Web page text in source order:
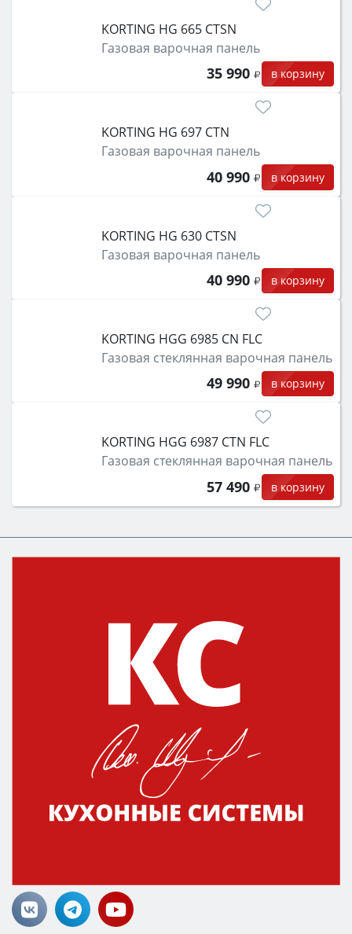
KORTING HG 665 CTSN
Газовая варочная панель
35 990 в корзину
KORTING HG 697 CTN
Газовая варочная панель
40 990 в корзину
KORTING HG 630 CTSN
Газовая варочная панель
40 990 в корзину
KORTING HGG 6985 CN FLC
Газовая стеклянная варочная панель
49 990 в корзину
KORTING HGG 6987 CTN FLC
Газовая стеклянная варочная панель
57 490 в корзину